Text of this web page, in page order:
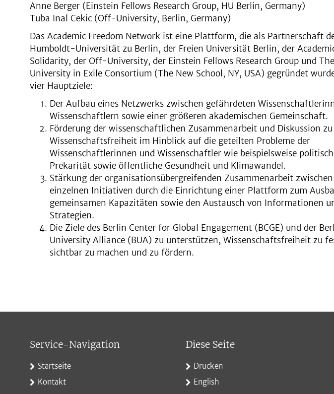
Anne Berger (Einstein Fellows Research Group, HU Berlin, Germany)
Tuba Inal Cekic (Off-University, Berlin, Germany)
Das Academic Freedom Network ist eine Plattform, die als Partnerschaft
Humboldt-Universität zu Berlin, der Freien Universität Berlin, der
Solidarity, der Off-University, der Einstein Fellows Research Group und
University in Exile Consortium (The New School, NY, USA) gegründet
vier Hauptziele:
Der Aufbau eines Netzwerks zwischen gefährdeten
Wissenschaftlern sowie einer größeren akademischen Gemeinschaft.
Förderung der wissenschaftlichen Zusammenarbeit und Diskussion zu
Wissenschaftsfreiheit im Hinblick auf die geteilten Probleme der
Wissenschaftlerinnen und Wissenschaftler wie beispielsweise
Prekarität sowie öffentliche Gesundheit und Klimawandel.
Stärkung der organisationsübergreifenden Zusammenarbeit
einzelnen Initiativen durch die Einrichtung einer Plattform zum
gemeinsamen Kapazitäten sowie den Austausch von Informationen
Strategien.
Die Ziele des Berlin Center for Global Engagement (BCGE) und der
University Alliance (BUA) zu unterstützen, Wissenschaftsfreiheit zu
sichtbar zu machen und zu fördern.
Service-Navigation
Startseite
Kontakt
Diese Seite
Drucken
English